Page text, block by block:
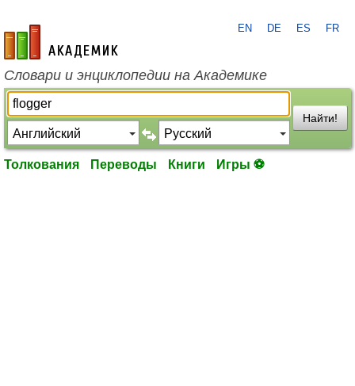
academic.ru
EN DE ES FR
Словари и энциклопедии на Академике
Найти!
Толкования Переводы Книги Игры ⚽